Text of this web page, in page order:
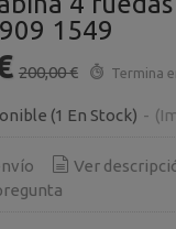
1549
200,00 € Termina
(1 En Stock) -
Ver